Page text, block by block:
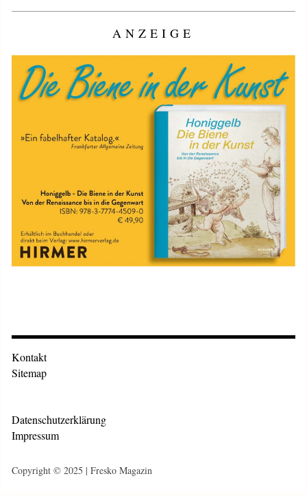
ANZEIGE
Kontakt
Sitemap
Datenschutzerklärung
Impressum
Copyright © 2025 | Fresko Magazin